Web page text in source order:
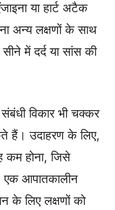
या हार्ट अटैक
अन्य लक्षणों के साथ
में दर्द या सांस की
विकार भी चक्कर
हैं। उदाहरण के लिए,
कम होना, जिसे
एक आपातकालीन
के लिए लक्षणों को